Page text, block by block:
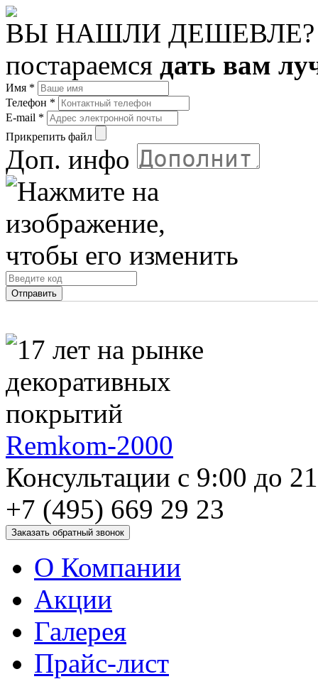
ВЫ НАШЛИ ДЕШЕВЛЕ?
постараемся дать вам
Имя *
Телефон *
E-mail *
Прикрепить файл
Доп. инфо
Remkom-2000
Консультации с 9:00 до
+7 (495) 669 29 23
О Компании
Акции
Галерея
Прайс-лист